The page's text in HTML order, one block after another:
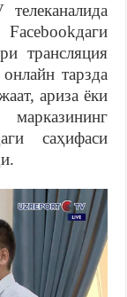
трансляция
тарзда
ариза ёки
саҳифаси